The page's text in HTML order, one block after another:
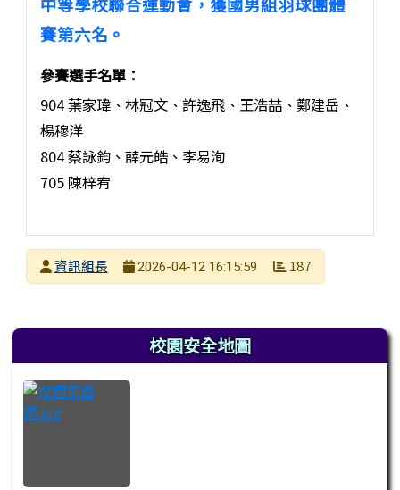
賽第六名。
參賽選手名單：
904 葉家瑋、林冠文、許逸飛、王浩喆、鄭建岳、
楊穆洋
804 蔡詠鈞、薛元皓、李易洵
705 陳梓宥
發布者
資訊組長
2026-04-12 16:15:59 187
左邊區域內容 校園安全地圖